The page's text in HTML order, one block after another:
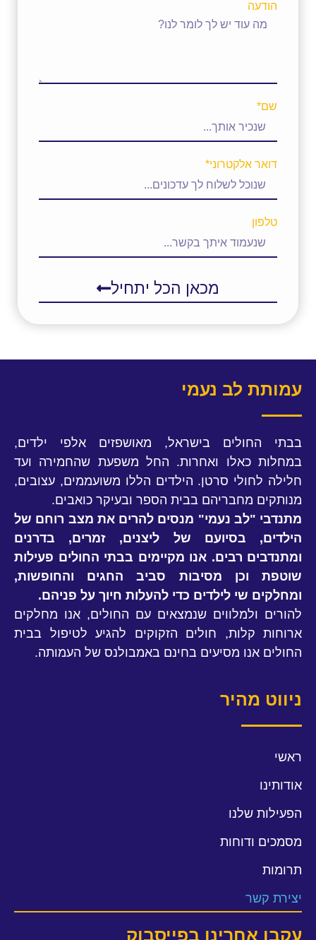
הודעה
שם*
דואר אלקטרוני*
טלפון
מכאן הכל יתחיל
עמותת לב נעמי
בבתי החולים בישראל, מאושפזים אלפי ילדים,
במחלות כאלו ואחרות. החל משפעת שהחמירה ועד
חלילה לחולי סרטן. הילדים הללו משועממים, עצובים,
מנותקים מחבריהם בבית הספר ובעיקר כואבים.
מתנדבי "לב נעמי" מנסים להרים את מצב רוחם של
הילדים, בסיועם של ליצנים, זמרים, בדרנים
ומתנדבים רבים. אנו מקיימים בבתי החולים פעילות
שוטפת וכן מסיבות סביב החגים והחופשות,
ומחלקים שי לילדים כדי להעלות חיוך על פניהם.
להורים ולמלווים שנמצאים עם החולים, אנו מחלקים
ארוחות קלות, חולים הזקוקים להגיע לטיפול בבית
החולים אנו מסיעים בחינם באמבולנס של העמותה.
ניווט מהיר
ראשי
אודותינו
הפעילות שלנו
מסמכים ודוחות
תרומות
יצירת קשר
עקבו אחרינו בפייסבוק